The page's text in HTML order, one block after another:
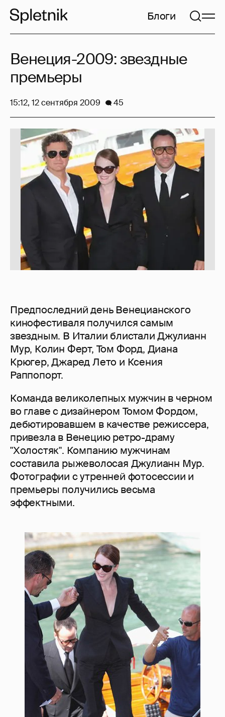
Блоги
Предпоследний день Венецианского
кинофестиваля получился самым
звездным. В Италии блистали Джулианн
Мур, Колин Ферт, Том Форд, Диана
Крюгер, Джаред Лето и Ксения
Раппопорт.
Команда великолепных мужчин в черном
во главе с дизайнером Томом Фордом,
дебютировавшем в качестве режиссера,
привезла в Венецию ретро-драму
"Холостяк". Компанию мужчинам
составила рыжеволосая Джулианн Мур.
Фотографии с утренней фотосессии и
премьеры получились весьма
эффектными.
Венеция-2009: звездные
премьеры
15:12, 12 сентября 2009 45